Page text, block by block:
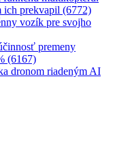
ich prekvapil (6772)
vozík pre svojho
premeny
(6167)
dronom riadeným AI